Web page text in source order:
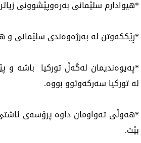
*هیوادارم سلێمانی‌ به‌ره‌وپێشوونی‌
*ڕێککەوتن لە بەرژەوەندی سلێمانی و
*په‌یوه‌ندیمان له‌گه‌ڵ‌ توركیا باشه‌ و
له‌ توركیا سه‌ركه‌وتوو بووه‌.
*هه‌وڵی‌ ته‌واومان داوه‌ پرۆسه‌ی‌
بێت.